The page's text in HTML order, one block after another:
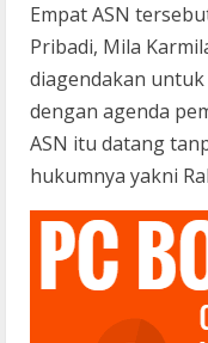
Empat ASN
Pribadi, Mila
diagendakan
dengan agenda
ASN itu datang
hukumnya yakni